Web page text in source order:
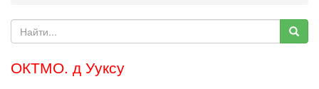
ОКТМО. д Ууксу